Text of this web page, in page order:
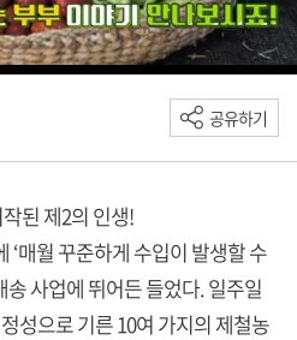
공유하기
된 제2의 인생!
‘매월 꾸준하게 수입이 발생할 수
사업에 뛰어든 들었다. 일주일
성으로 기른 10여 가지의 제철농